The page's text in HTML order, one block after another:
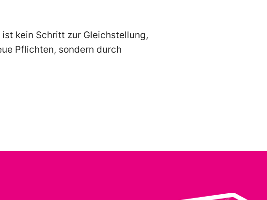
kein Schritt zur Gleichstellung,
Pflichten, sondern durch